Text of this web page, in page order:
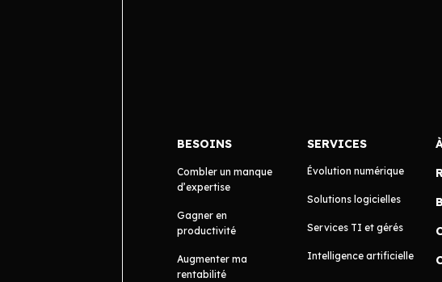
BESOINS
Combler un manque
d’expertise
Gagner en
productivité
Augmenter ma
rentabilité
SERVICES
Évolution numérique
Solutions logicielles
Services TI et gérés
Intelligence artificielle